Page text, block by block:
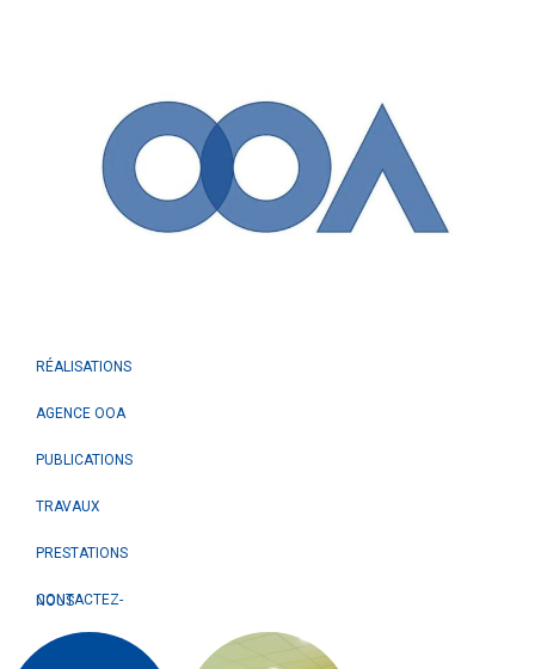
RÉALISATIONS
AGENCE OOA
PUBLICATIONS
TRAVAUX
PRESTATIONS
CONTACTEZ-NOUS